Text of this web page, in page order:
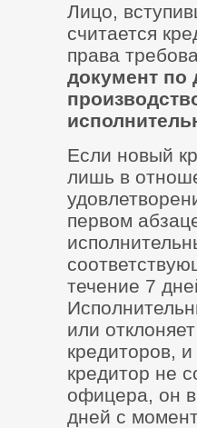
Лицо,
считается
права
документ по
Если новый
лишь в
первом
течение 7
или
кредиторов,
кредитор не
офицера, он
дней с